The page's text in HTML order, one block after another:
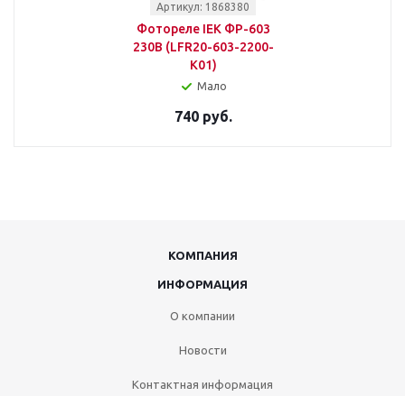
Артикул: 1868380
Фотореле IEK ФР-603
230В (LFR20-603-2200-
K01)
Мало
740 руб.
КОМПАНИЯ
ИНФОРМАЦИЯ
О компании
Новости
Контактная информация